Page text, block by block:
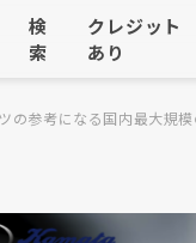
検
索
クレジット
あり
の参考になる国内最大規